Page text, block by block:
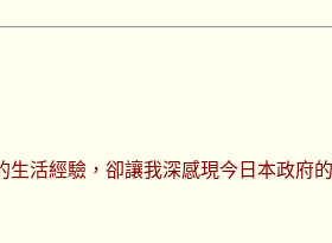
生活經驗，卻讓我深感現今日本政府